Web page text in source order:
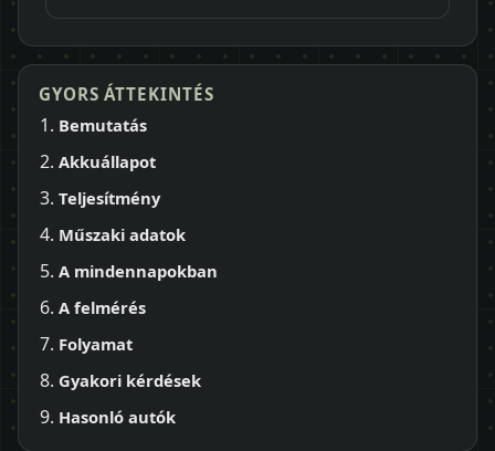
GYORS ÁTTEKINTÉS
Bemutatás
Akkuállapot
Teljesítmény
Műszaki adatok
A mindennapokban
A felmérés
Folyamat
Gyakori kérdések
Hasonló autók